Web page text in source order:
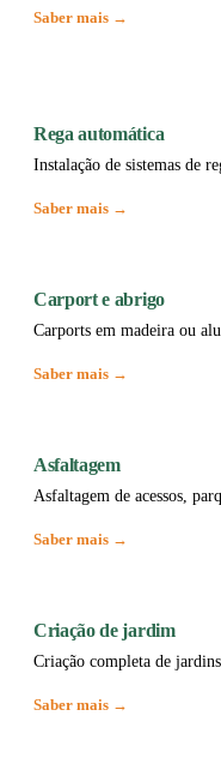
Saber mais →
Rega automática
Instalação de sistemas de
Saber mais →
Carport e abrigo
Carports em madeira ou
Saber mais →
Asfaltagem
Asfaltagem de acessos,
Saber mais →
Criação de jardim
Criação completa de
Saber mais →